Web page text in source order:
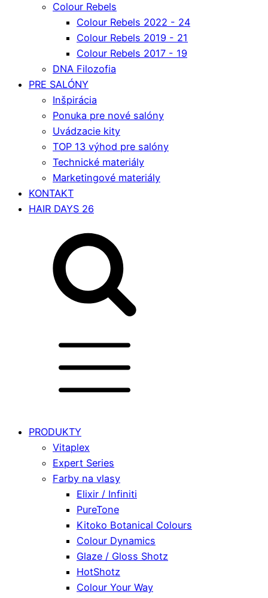
Colour Rebels
Colour Rebels 2022 - 24
Colour Rebels 2019 - 21
Colour Rebels 2017 - 19
DNA Filozofia
PRE SALÓNY
Inšpirácia
Ponuka pre nové salóny
Uvádzacie kity
TOP 13 výhod pre salóny
Technické materiály
Marketingové materiály
KONTAKT
HAIR DAYS 26
PRODUKTY
Vitaplex
Expert Series
Farby na vlasy
Elixir / Infiniti
PureTone
Kitoko Botanical Colours
Colour Dynamics
Glaze / Gloss Shotz
HotShotz
Colour Your Way